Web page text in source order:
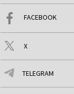
FACEBOOK
X
TELEGRAM